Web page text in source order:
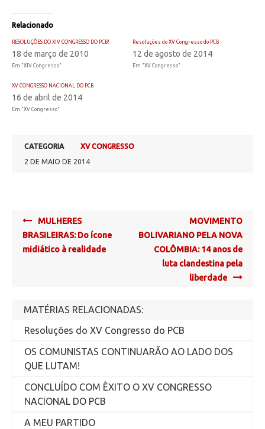
Relacionado
RESOLUÇÕES DO XIV CONGRESSO DO PCB!
18 de março de 2010
Em "XIV Congresso"
Resoluções do XV Congresso do PCB
12 de agosto de 2014
Em "XV Congresso"
XV CONGRESSO NACIONAL DO PCB
16 de abril de 2014
Em "XV Congresso"
CATEGORIA
XV CONGRESSO
2 DE MAIO DE 2014
Post
navigation
MULHERES
BRASILEIRAS: Do ícone
midiático à realidade
MOVIMENTO
BOLIVARIANO PELA NOVA
COLÔMBIA: 14 anos de
luta clandestina pela
liberdade
MATÉRIAS RELACIONADAS:
Resoluções do XV Congresso do PCB
OS COMUNISTAS CONTINUARÃO AO LADO DOS
QUE LUTAM!
CONCLUÍDO COM ÊXITO O XV CONGRESSO
NACIONAL DO PCB
A MEU PARTIDO